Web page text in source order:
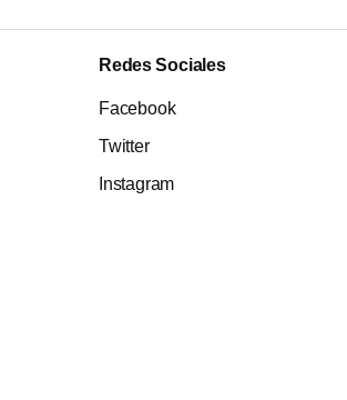
Redes Sociales
Facebook
Twitter
Instagram